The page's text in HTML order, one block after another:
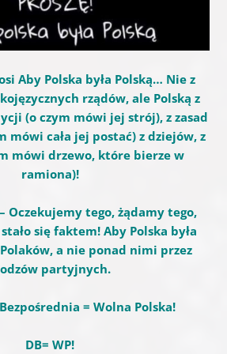
Aby Polska była Polską… Nie z
rządów, ale Polską z
(o czym mówi jej strój), z zasad
mówi cała jej postać) z dziejów, z
mówi drzewo, które bierze w
ramiona)!
Oczekujemy tego, żądamy tego,
się faktem! Aby Polska była
a nie ponad nimi przez
partyjnych.
= Wolna Polska!
DB= WP!